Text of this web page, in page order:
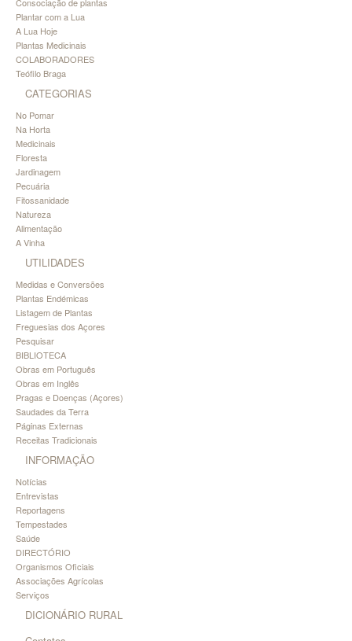
Plantar com a Lua
A Lua Hoje
Plantas Medicinais
COLABORADORES
Teófilo Braga
CATEGORIAS
No Pomar
Na Horta
Medicinais
Floresta
Jardinagem
Pecuária
Fitossanidade
Natureza
Alimentação
A Vinha
UTILIDADES
Medidas e Conversões
Plantas Endémicas
Listagem de Plantas
Freguesias dos Açores
Pesquisar
BIBLIOTECA
Obras em Português
Obras em Inglês
Pragas e Doenças (Açores)
Saudades da Terra
Páginas Externas
Receitas Tradicionais
INFORMAÇÃO
Notícias
Entrevistas
Reportagens
Tempestades
Saúde
DIRECTÓRIO
Organismos Oficiais
Associações Agrícolas
Serviços
DICIONÁRIO RURAL